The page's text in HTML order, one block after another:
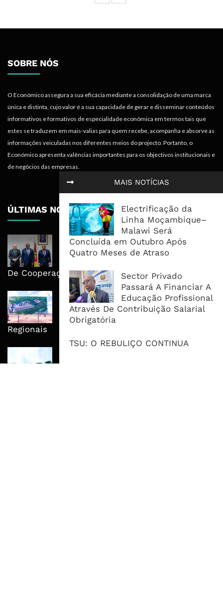
MAIS NOTÍCIAS
Electrificação da
Linha Moçambique–
Malawi Será
Concluída em Outubro Após
Quatro Meses de Atraso
Sector Privado
Passará A Financiar A
Educação Profissional
Através De Contribuição Salarial
Obrigatória
TSU: O REBULIÇO CONTINUA
SOBRE NÓS
O Económico assegura a sua eficácia mediante a consolidação de uma marca
única e distinta, cujo valor é a sua capacidade de gerar e disseminar conteúdos
informativos e formativos de especialidade económica em termos tais que
estes se traduzem em mais-valias para quem recebe, acompanha e absorve as
informações veiculadas nos diferentes meios do projecto. Portanto, o
Económico apresenta valências importantes para os objectivos institucionais e
de negócios das empresas.
ÚLTIMAS NOTÍCIAS
Moçambique E ECA Colocam
Emprego, Industrialização E
De Cooperação
Nova Capacidade Cimenteira Coloca
Moçambique No Caminho Da Auto-
Suficiência E Das Exportações
Regionais